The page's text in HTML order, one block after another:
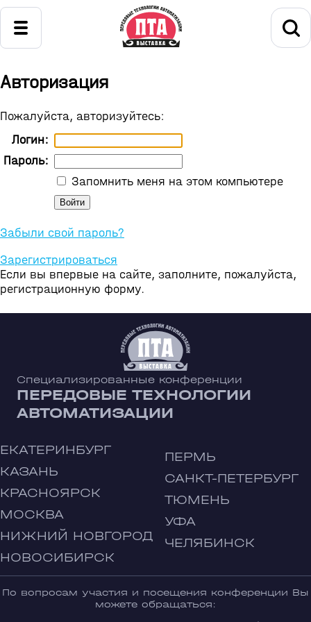
Авторизация
Пожалуйста, авторизуйтесь:
Логин:
Пароль:
Запомнить меня на этом компьютере
Забыли свой пароль?
Зарегистрироваться
Если вы впервые на сайте, заполните, пожалуйста,
регистрационную форму.
Специализированные конференции
ПЕРЕДОВЫЕ ТЕХНОЛОГИИ
АВТОМАТИЗАЦИИ
ЕКАТЕРИНБУРГ
КАЗАНЬ
КРАСНОЯРСК
МОСКВА
НИЖНИЙ НОВГОРОД
НОВОСИБИРСК
ПЕРМЬ
САНКТ-ПЕТЕРБУРГ
ТЮМЕНЬ
УФА
ЧЕЛЯБИНСК
По вопросам участия и посещения конференции Вы
можете обращаться: